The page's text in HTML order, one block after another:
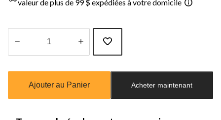
valeur de plus de 99 $ expédiées à votre domicile
mise
à
Ajouter au Panier Acheter maintenant